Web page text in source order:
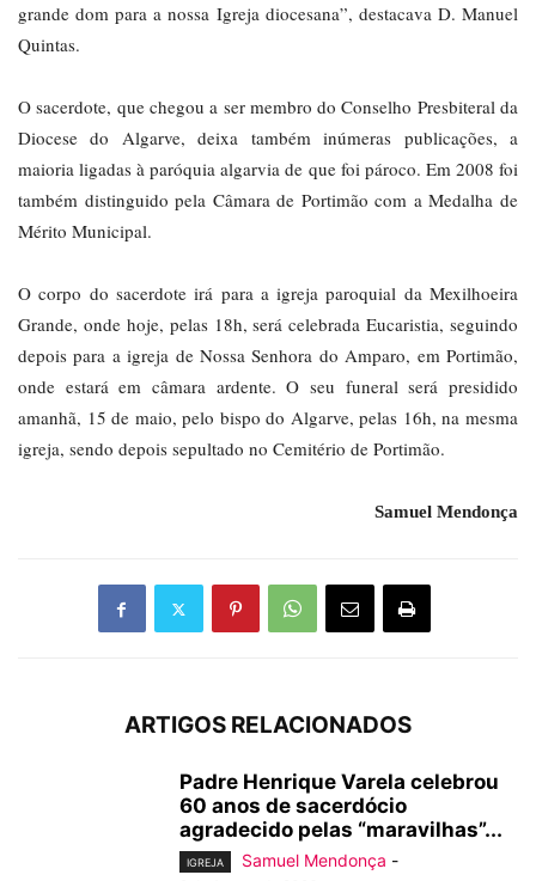
grande dom para a nossa Igreja diocesana”, destacava D. Manuel
Quintas.
O sacerdote, que chegou a ser membro do Conselho Presbiteral da
Diocese do Algarve, deixa também inúmeras publicações, a
maioria ligadas à paróquia algarvia de que foi pároco. Em 2008 foi
também distinguido pela Câmara de Portimão com a Medalha de
Mérito Municipal.
O corpo do sacerdote irá para a igreja paroquial da Mexilhoeira
Grande, onde hoje, pelas 18h, será celebrada Eucaristia, seguindo
depois para a igreja de Nossa Senhora do Amparo, em Portimão,
onde estará em câmara ardente. O seu funeral será presidido
amanhã, 15 de maio, pelo bispo do Algarve, pelas 16h, na mesma
igreja, sendo depois sepultado no Cemitério de Portimão.
Samuel Mendonça
ARTIGOS RELACIONADOS
Padre Henrique Varela celebrou
60 anos de sacerdócio
agradecido pelas “maravilhas”...
IGREJA Samuel Mendonça -